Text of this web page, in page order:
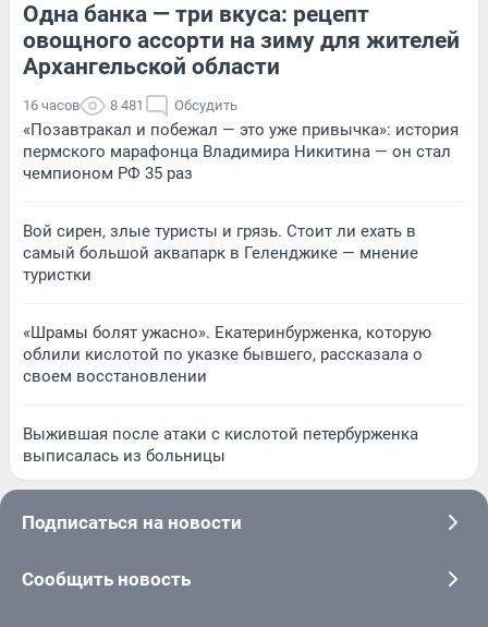
Одна банка — три вкуса: рецепт
овощного ассорти на зиму для жителей
Архангельской области
16 часов 8 481 Обсудить
«Позавтракал и побежал — это уже привычка»: история
пермского марафонца Владимира Никитина — он стал
чемпионом РФ 35 раз
Вой сирен, злые туристы и грязь. Стоит ли ехать в
самый большой аквапарк в Геленджике — мнение
туристки
«Шрамы болят ужасно». Екатеринбурженка, которую
облили кислотой по указке бывшего, рассказала о
своем восстановлении
Выжившая после атаки с кислотой петербурженка
выписалась из больницы
Подписаться на новости
Сообщить новость